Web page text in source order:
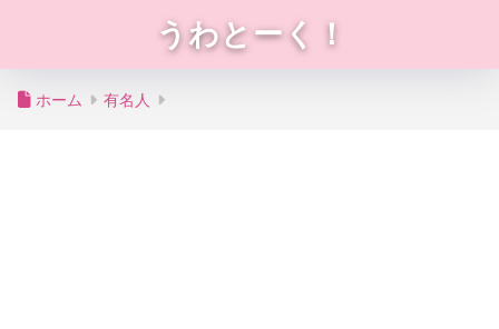
うわとーく！
ホーム 有名人